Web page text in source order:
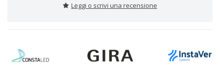
Leggi o scrivi una recensione